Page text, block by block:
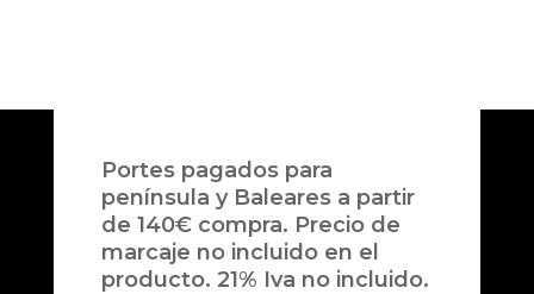
Portes pagados para
península y Baleares a partir
de 140€ compra. Precio de
marcaje no incluido en el
producto. 21% Iva no incluido.